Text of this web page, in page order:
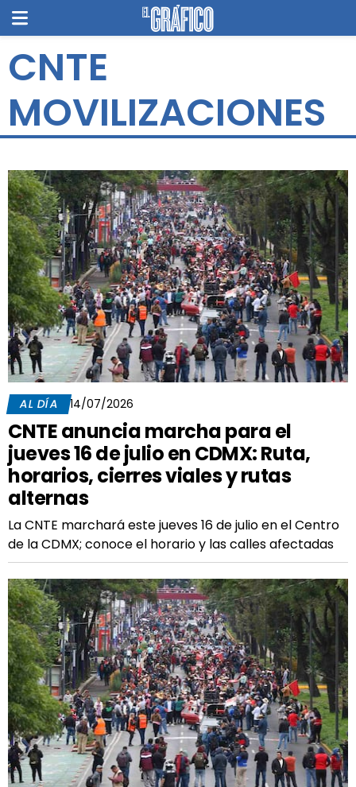
CNTE
MOVILIZACIONES
AL DÍA 14/07/2026
CNTE anuncia marcha para el
jueves 16 de julio en CDMX: Ruta,
horarios, cierres viales y rutas
alternas
La CNTE marchará este jueves 16 de julio en el Centro
de la CDMX; conoce el horario y las calles afectadas